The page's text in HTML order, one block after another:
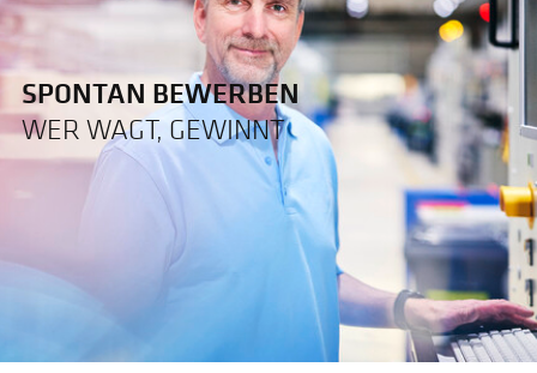
SPONTAN BEWERBEN
WER WAGT, GEWINNT